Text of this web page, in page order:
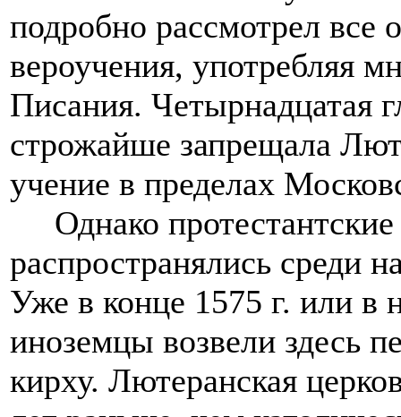
подробно рассмотрел все
вероучения, употребляя
Писания. Четырнадцатая
строжайше запрещала
учение в пределах
Однако протестантские
распространялись среди
Уже в конце 1575 г. или в
иноземцы возвели здесь
кирху. Лютеранская